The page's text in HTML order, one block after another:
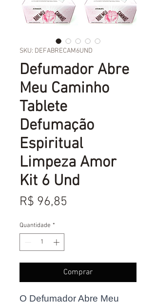
SKU: DEFABRECAM6UND
Defumador Abre
Meu Caminho
Tablete
Defumação
Espiritual
Limpeza Amor
Kit 6 Und
R$ 96,85
Quantidade *
Comprar
O Defumador Abre Meu